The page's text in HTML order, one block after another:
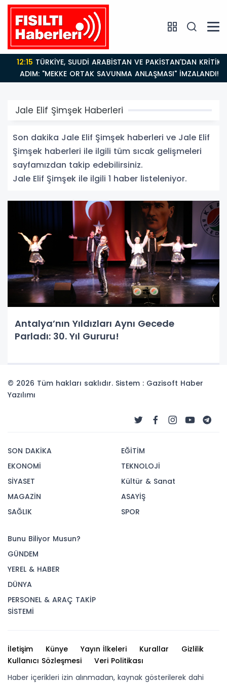
12:15TÜRKİYE, SUUDİ ARABİSTAN VE PAKİSTAN'DAN KRİTİK
ADIM: "MEKKE ORTAK SAVUNMA ANLAŞMASI" İMZALANDI!
Jale Elif Şimşek Haberleri
Son dakika Jale Elif Şimşek haberleri ve Jale Elif
Şimşek haberleri ile ilgili tüm sıcak gelişmeleri
sayfamızdan takip edebilirsiniz.
Jale Elif Şimşek ile ilgili 1 haber listeleniyor.
Antalya’nın Yıldızları Aynı Gecede
Parladı: 30. Yıl Gururu!
© 2026 Tüm hakları saklıdır. Sistem : Gazisoft Haber
Yazılımı
SON DAKİKA
EKONOMİ
SİYASET
MAGAZİN
SAĞLIK
EĞİTİM
TEKNOLOJİ
Kültür & Sanat
ASAYİŞ
SPOR
Bunu Biliyor Musun?
GÜNDEM
YEREL & HABER
DÜNYA
PERSONEL & ARAÇ TAKİP
SİSTEMİ
İletişim Künye Yayın İlkeleri Kurallar
Gizlilik
Kullanıcı Sözleşmesi
Veri Politikası
Haber içerikleri izin alınmadan, kaynak gösterilerek dahi